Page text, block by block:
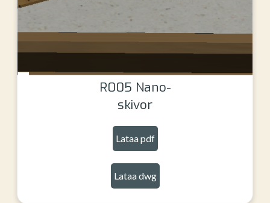
R005 Nano-
skivor
Lataa pdf
Lataa dwg